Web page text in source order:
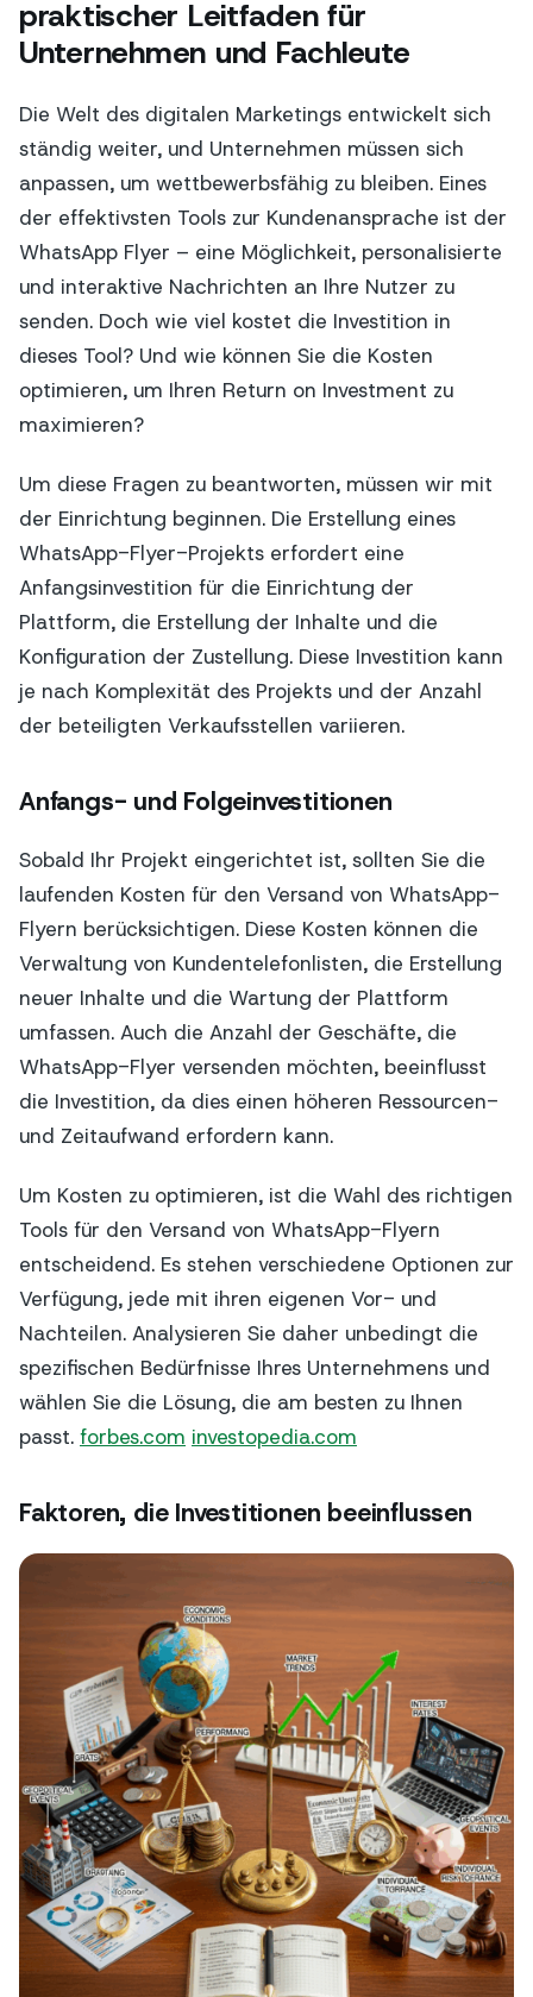
praktischer Leitfaden für
Unternehmen und Fachleute
Die Welt des digitalen Marketings entwickelt sich
ständig weiter, und Unternehmen müssen sich
anpassen, um wettbewerbsfähig zu bleiben. Eines
der effektivsten Tools zur Kundenansprache ist der
WhatsApp Flyer – eine Möglichkeit, personalisierte
und interaktive Nachrichten an Ihre Nutzer zu
senden. Doch wie viel kostet die Investition in
dieses Tool? Und wie können Sie die Kosten
optimieren, um Ihren Return on Investment zu
maximieren?
Um diese Fragen zu beantworten, müssen wir mit
der Einrichtung beginnen. Die Erstellung eines
WhatsApp-Flyer-Projekts erfordert eine
Anfangsinvestition für die Einrichtung der
Plattform, die Erstellung der Inhalte und die
Konfiguration der Zustellung. Diese Investition kann
je nach Komplexität des Projekts und der Anzahl
der beteiligten Verkaufsstellen variieren.
Anfangs- und Folgeinvestitionen
Sobald Ihr Projekt eingerichtet ist, sollten Sie die
laufenden Kosten für den Versand von WhatsApp-
Flyern berücksichtigen. Diese Kosten können die
Verwaltung von Kundentelefonlisten, die Erstellung
neuer Inhalte und die Wartung der Plattform
umfassen. Auch die Anzahl der Geschäfte, die
WhatsApp-Flyer versenden möchten, beeinflusst
die Investition, da dies einen höheren Ressourcen-
und Zeitaufwand erfordern kann.
Um Kosten zu optimieren, ist die Wahl des richtigen
Tools für den Versand von WhatsApp-Flyern
entscheidend. Es stehen verschiedene Optionen zur
Verfügung, jede mit ihren eigenen Vor- und
Nachteilen. Analysieren Sie daher unbedingt die
spezifischen Bedürfnisse Ihres Unternehmens und
wählen Sie die Lösung, die am besten zu Ihnen
passt. forbes.com investopedia.com
Faktoren, die Investitionen beeinflussen